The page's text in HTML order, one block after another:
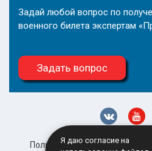
Задай любой вопрос по
военного билета экспертам
Задать вопрос
ПолитикаЯ даю согласие на